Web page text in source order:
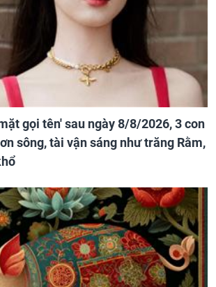
gọi tên' sau ngày 8/8/2026, 3 con
sông, tài vận sáng như trăng Rằm,